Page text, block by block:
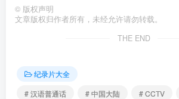
© 版权声明
文章版权归作者所有，未经允许请勿转载。
THE END
纪录片大全
# 汉语普通话
# 中国大陆 # CCTV